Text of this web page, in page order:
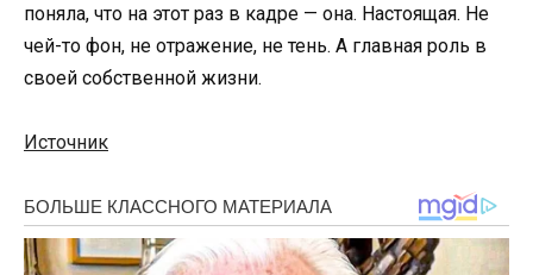
поняла, что на этот раз в кадре — она. Настоящая. Не
чей-то фон, не отражение, не тень. А главная роль в
своей собственной жизни.
Источник